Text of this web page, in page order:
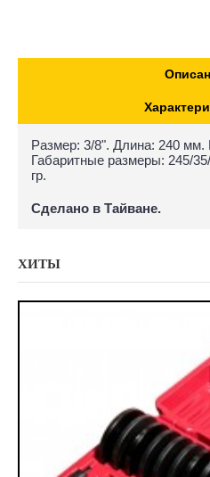
Размер: 3/8". Длина: 240 мм.
Габаритные размеры: 245/
гр.
Сделано в Тайване.
ХИТЫ